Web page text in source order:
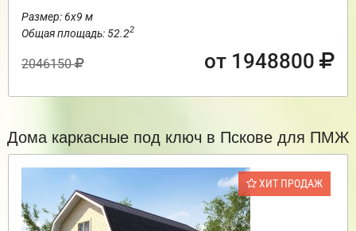
Размер: 6х9 м
Общая площадь: 52.22
2046150 от 1948800
Дома каркасные под ключ в Пскове для ПМЖ
ХИТ ПРОДАЖ